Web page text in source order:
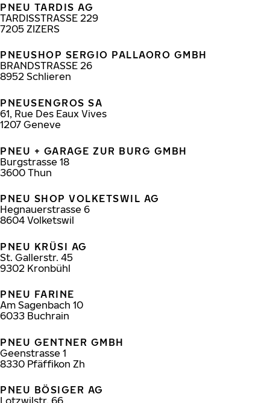
PNEU TARDIS AG
TARDISSTRASSE 229
7205 ZIZERS
PNEUSHOP SERGIO PALLAORO GMBH
BRANDSTRASSE 26
8952 Schlieren
PNEUSENGROS SA
61, Rue Des Eaux Vives
1207 Geneve
PNEU + GARAGE ZUR BURG GMBH
Burgstrasse 18
3600 Thun
PNEU SHOP VOLKETSWIL AG
Hegnauerstrasse 6
8604 Volketswil
PNEU KRÜSI AG
St. Gallerstr. 45
9302 Kronbühl
PNEU FARINE
Am Sagenbach 10
6033 Buchrain
PNEU GENTNER GMBH
Geenstrasse 1
8330 Pfäffikon Zh
PNEU BÖSIGER AG